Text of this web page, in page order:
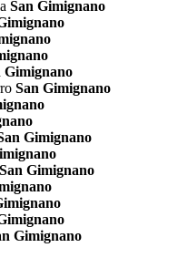
San Gimignano
Gimignano
San Gimignano
Gimignano
San Gimignano
Gimignano